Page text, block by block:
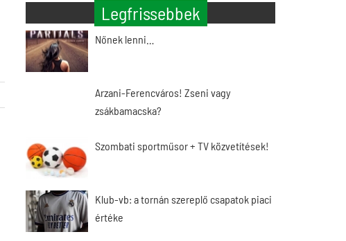
Legfrissebbek
Nőnek lenni…
Arzani-Ferencváros! Zseni vagy
zsákbamacska?
Szombati sportműsor + TV közvetítések!
Klub-vb: a tornán szereplő csapatok piaci
értéke